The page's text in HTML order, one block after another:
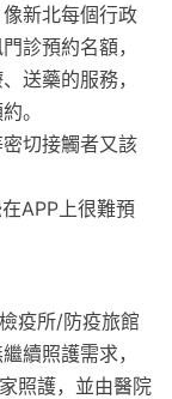
新北每個行政
診預約名額，
送藥的服務，
。
切接觸者又該
APP上很難預
疫所/防疫旅館
續照護需求，
照護，並由醫院